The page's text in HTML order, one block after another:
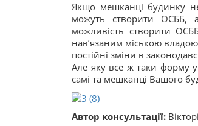
Якщо мешканці будинку
можуть створити ОСББ,
можливість створити
нав’язаним міською
постійні зміни в
Але яку все ж таки форму
самі та мешканці Вашого
Автор консультації: